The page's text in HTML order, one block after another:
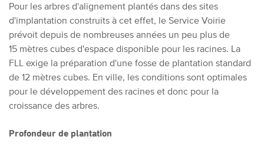
Pour les arbres d'alignement plantés dans des sites
d'implantation construits à cet effet, le Service Voirie
prévoit depuis de nombreuses années un peu plus de
15 mètres cubes d'espace disponible pour les racines. La
FLL exige la préparation d'une fosse de plantation standard
de 12 mètres cubes. En ville, les conditions sont optimales
pour le développement des racines et donc pour la
croissance des arbres.
Profondeur de plantation